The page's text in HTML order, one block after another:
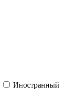
Иностранный